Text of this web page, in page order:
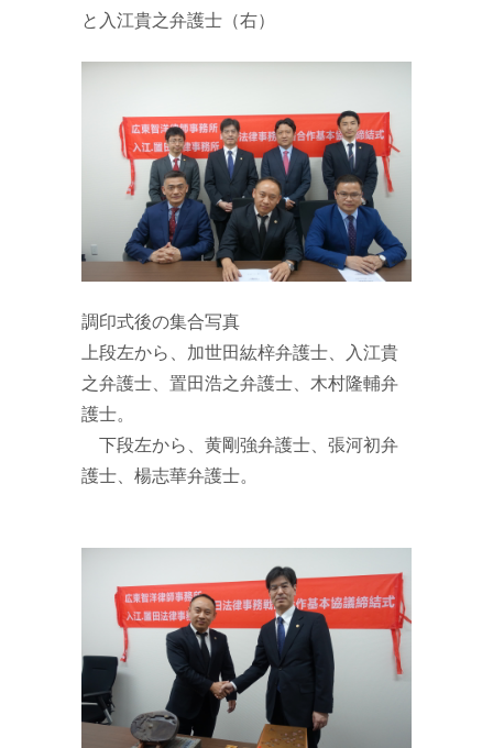
と入江貴之弁護士（右）
調印式後の集合写真
上段左から、加世田紘梓弁護士、入江貴
之弁護士、置田浩之弁護士、木村隆輔弁
護士。
下段左から、黄剛強弁護士、張河初弁
護士、楊志華弁護士。